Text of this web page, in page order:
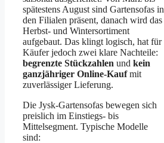
spätestens August sind Gartensofas in
den Filialen präsent, danach wird das
Herbst- und Wintersortiment
aufgebaut. Das klingt logisch, hat für
Käufer jedoch zwei klare Nachteile:
begrenzte Stückzahlen und kein
ganzjähriger Online-Kaufmit
zuverlässiger Lieferung.
Die Jysk-Gartensofas bewegen sich
preislich im Einstiegs- bis
Mittelsegment. Typische Modelle
sind: